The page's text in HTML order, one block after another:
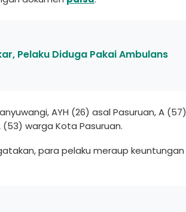
Pelaku Diduga Pakai Ambulans
AYH (26) asal Pasuruan, A (57)
warga Kota Pasuruan.
para pelaku meraup keuntungan